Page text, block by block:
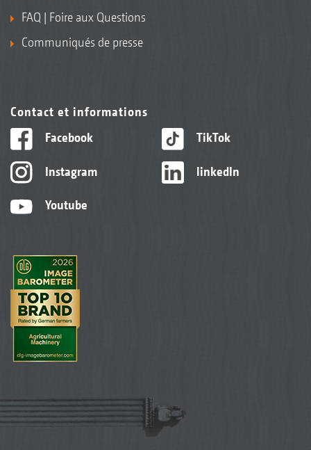
FAQ | Foire aux Questions
Communiqués de presse
Contact et informations
Facebook
Instagram
Youtube
TikTok
linkedIn